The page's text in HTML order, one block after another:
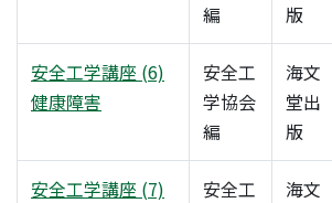
編
版
安全工学講座 (6)
健康障害
安全工
学協会
編
海文
堂出
版
安全工学講座 (7)
安全工
海文